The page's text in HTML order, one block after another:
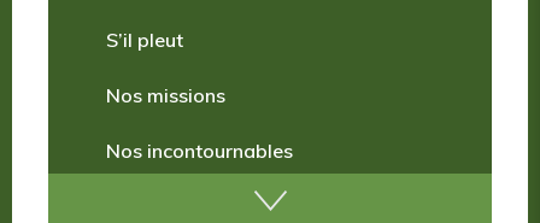
Nos incontournables